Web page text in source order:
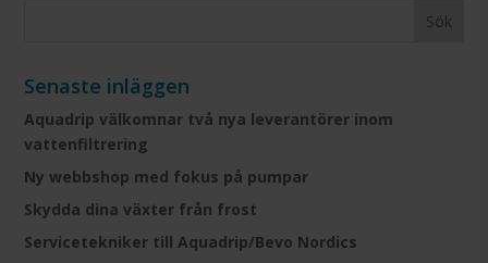
Senaste inläggen
Aquadrip välkomnar två nya leverantörer inom
vattenfiltrering
Ny webbshop med fokus på pumpar
Skydda dina växter från frost
Servicetekniker till Aquadrip/Bevo Nordics